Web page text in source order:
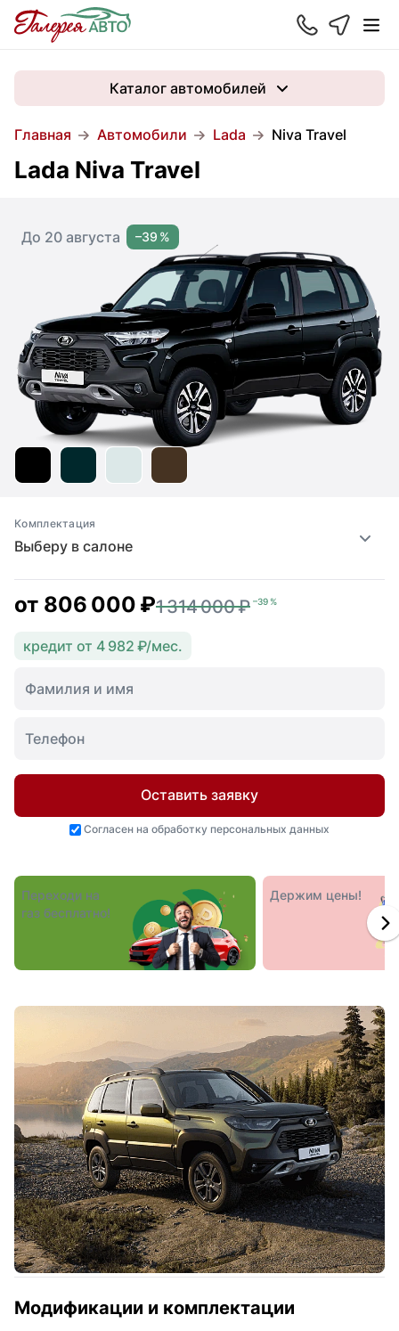
Главная Автомобили Lada Niva Travel
Каталог автомобилей
Lada Niva Travel
До 20 августа –39 %
Выберу в салоне
Комплектация
от 806 000 ₽1 314 000 ₽ –39 %
кредит от 4 982 ₽/мес.
Оставить заявку
Согласен на обработку персональных данных
Переходи на
газ бесплатно!
Держим цены!
Модификации и комплектации